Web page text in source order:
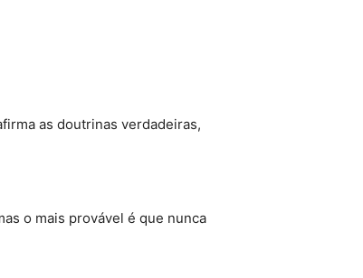
as doutrinas verdadeiras,
o mais provável é que nunca